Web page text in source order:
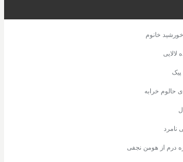
خانوم
لالایی
پیک
حالوم خرابه
نامرد
درم از هومن نجفی